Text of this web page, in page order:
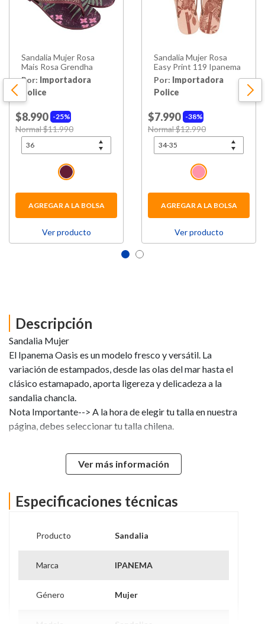
Sandalia Mujer Rosa
Mais Rosa Grendha
Por: Importadora
Police
25%
$8.990
Price reduced from
Normal $11.990
AGREGAR A LA BOLSA
Ver producto
Sandalia Mujer Rosa
Easy Print 119 Ipanema
Por: Importadora
Police
38%
$7.990
Price reduced from
Normal $12.990
AGREGAR A LA BOLSA
Ver producto
Descripción
​Sandalia Mujer
El Ipanema Oasis es un modelo fresco y versátil. La
variación de estampados, desde las olas del mar hasta el
clásico estamapado, aporta ligereza y delicadeza a la
sandalia chancla.
Nota Importante--> A la hora de elegir tu talla en nuestra
página, debes seleccionar tu talla chilena.
Guia de Tallas CM:
35 - 22,5 CM
36 - 23 CM
37 - 24 CM
38 - 24,5 CM
Ver más información
Especificaciones técnicas
Producto Sandalia
Marca IPANEMA
Género Mujer